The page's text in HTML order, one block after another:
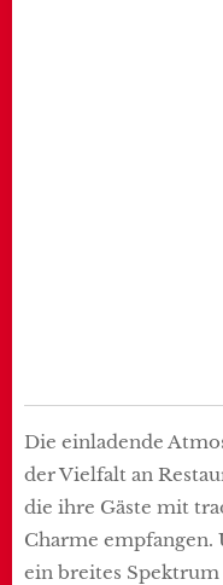
Die einladende
der Vielfalt an
die ihre Gäste mit
Charme empfangen.
ein breites